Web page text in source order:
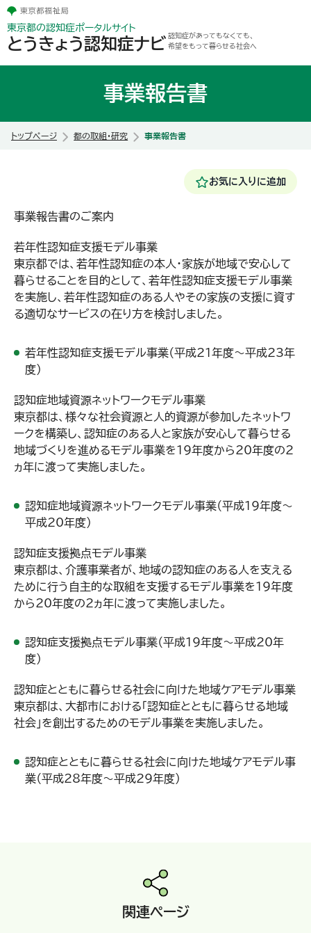
東京都の認知症ポータルサイト
とうきょう認知症ナビ 認知症があってもなくても、
希望をもって暮らせる社会へ
事業報告書
トップページ 都の取組・研究 事業報告書
お気に入りに追加
事業報告書のご案内
若年性認知症支援モデル事業
東京都では、若年性認知症の本人・家族が地域で安心して
暮らせることを目的として、若年性認知症支援モデル事業
を実施し、若年性認知症のある人やその家族の支援に資す
る適切なサービスの在り方を検討しました。
若年性認知症支援モデル事業（平成21年度～平成23年
度）
認知症地域資源ネットワークモデル事業
東京都は、様々な社会資源と人的資源が参加したネットワ
ークを構築し、認知症のある人と家族が安心して暮らせる
地域づくりを進めるモデル事業を19年度から20年度の2
ヵ年に渡って実施しました。
認知症地域資源ネットワークモデル事業（平成19年度～
平成20年度）
認知症支援拠点モデル事業
東京都は、介護事業者が、地域の認知症のある人を支える
ために行う自主的な取組を支援するモデル事業を19年度
から20年度の2ヵ年に渡って実施しました。
認知症支援拠点モデル事業（平成19年度～平成20年
度）
認知症とともに暮らせる社会に向けた地域ケアモデル事業
東京都は、大都市における「認知症とともに暮らせる地域
社会」を創出するためのモデル事業を実施しました。
認知症とともに暮らせる社会に向けた地域ケアモデル事
業（平成28年度～平成29年度）
関連ページ